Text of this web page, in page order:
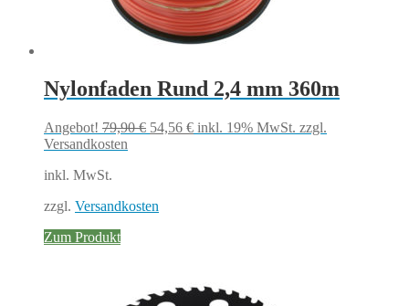
Nylonfaden Rund 2,4 mm 360m
Angebot! 79,90€ Ursprünglicher
54,56 €Aktueller
inkl. 19% MwSt. zzgl.
Versandkosten
inkl. MwSt.
zzgl. Versandkosten
Zum Produkt